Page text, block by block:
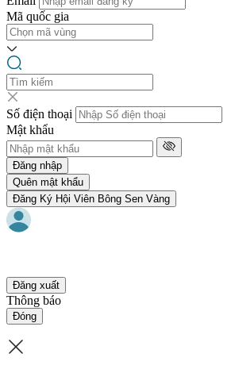
Mã quốc gia
Số điện thoại
Mật khẩu
Đăng nhập
Quên mật khẩu
Đăng Ký Hội Viên Bông Sen Vàng
Đăng xuất
Thông báo
Đóng